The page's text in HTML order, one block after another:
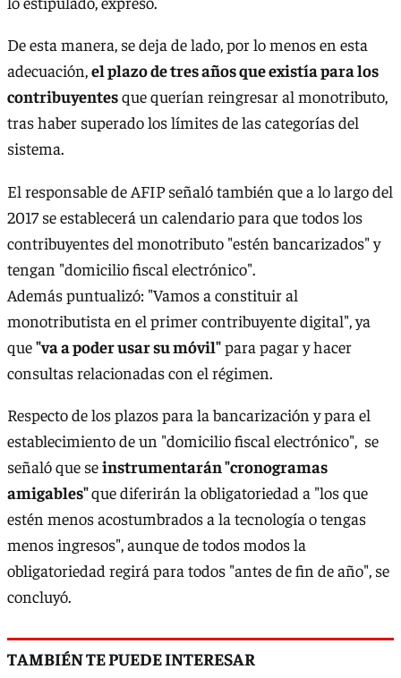
De esta manera, se deja de lado, por lo menos en esta
adecuación,el plazo de tres años que existía para los
contribuyentesque querían reingresar al monotributo,
tras haber superado los límites de las categorías del
sistema.
El responsable de AFIP señaló también que a lo largo del
2017 se establecerá un calendario para que todos los
contribuyentes del monotributo "estén bancarizados" y
tengan "domicilio fiscal electrónico".
Además puntualizó: "Vamos a constituir al
monotributista en el primer contribuyente digital", ya
que"va a poder usar su móvil"para pagar y hacer
consultas relacionadas con el régimen.
Respecto de los plazos para la bancarización y para el
establecimiento de un "domicilio fiscal electrónico", se
señaló que seinstrumentarán "cronogramas
amigables"que diferirán la obligatoriedad a "los que
estén menos acostumbrados a la tecnología o tengas
menos ingresos", aunque de todos modos la
obligatoriedad regirá para todos "antes de fin de año", se
concluyó.
TAMBIÉN TE PUEDE INTERESAR